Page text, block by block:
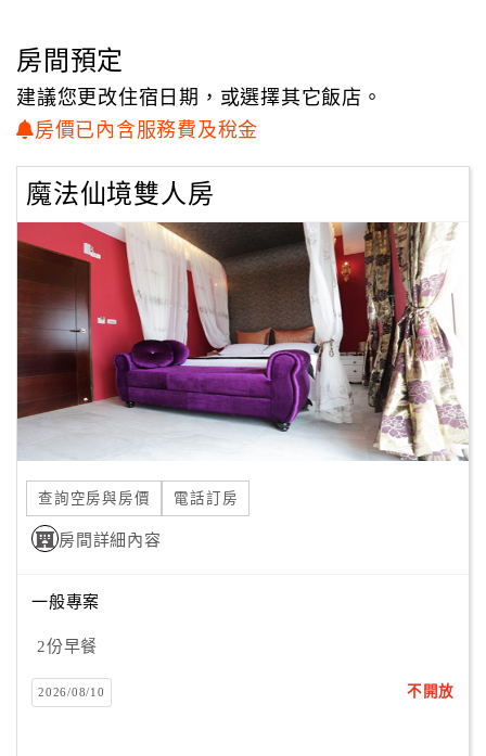
地
圖
顧
務
顧
意
訂
單
管
理
員
戶
房間預定
建議您更改住宿日期，或選擇其它飯店。
房價已內含服務費及稅金
魔法仙境雙人房
查詢空房與房價 電話訂房
房間詳細內容
一般專案
2份早餐
2026/08/10 不開放